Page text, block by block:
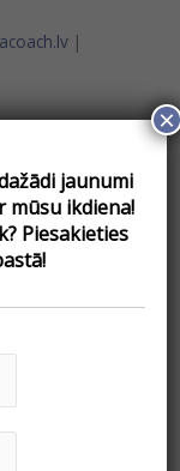
|
Main
Menu
jaunumi
mūsu ikdiena!
Piesakieties
×